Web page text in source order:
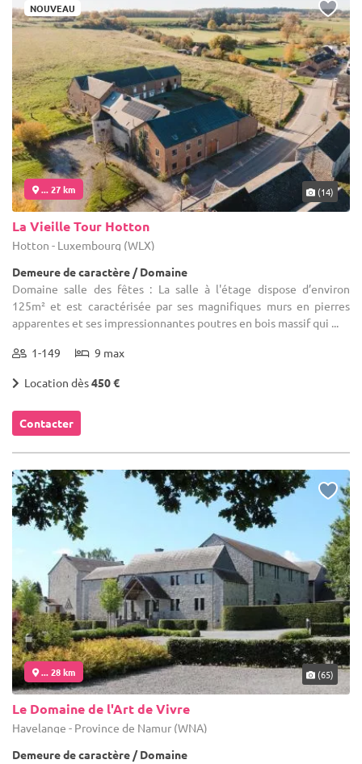
NOUVEAU
... 27 km (14)
La Vieille Tour Hotton
Hotton - Luxembourg (WLX)
Demeure de caractère / Domaine
Domaine salle des fêtes : La salle à l'étage dispose d’environ
125m² et est caractérisée par ses magnifiques murs en pierres
apparentes et ses impressionnantes poutres en bois massif qui ...
1-149 9 max
Location dès450 €
Contacter
... 28 km (65)
Le Domaine de l'Art de Vivre
Havelange - Province de Namur (WNA)
Demeure de caractère / Domaine